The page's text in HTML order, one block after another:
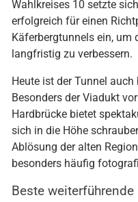
Wahlkreises 10 setzte
erfolgreich für einen
Käferbergtunnels ein, um
langfristig zu verbessern.
Heute ist der Tunnel
Besonders der Viadukt
Hardbrücke bietet
sich in die Höhe
Ablösung der alten
besonders häufig
Beste weiterführende